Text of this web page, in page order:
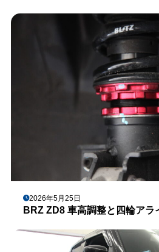
2026年5月25日
BRZ ZD8 車高調整と四輪アラ